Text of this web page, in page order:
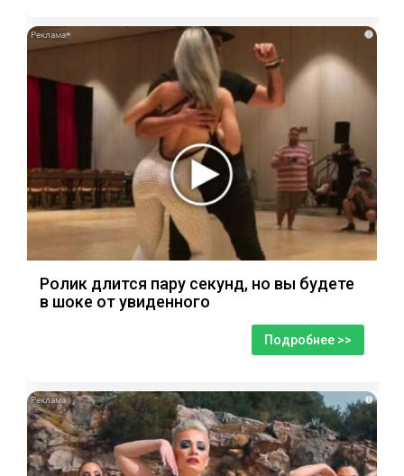
i
Ролик длится пару секунд, но вы будете
в шоке от увиденного
Подробнее >>
i